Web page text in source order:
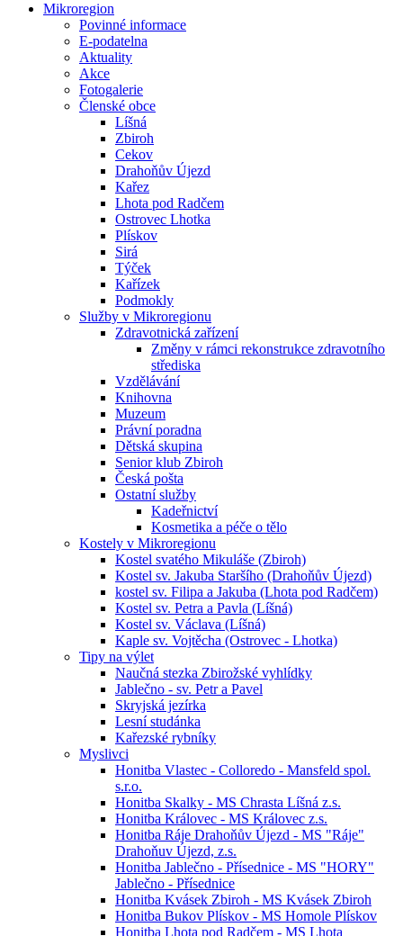
Mikroregion
Povinné informace
E-podatelna
Aktuality
Akce
Fotogalerie
Členské obce
Líšná
Zbiroh
Cekov
Drahoňův Újezd
Kařez
Lhota pod Radčem
Ostrovec Lhotka
Plískov
Sirá
Týček
Kařízek
Podmokly
Služby v Mikroregionu
Zdravotnická zařízení
Změny v rámci rekonstrukce zdravotního
střediska
Vzdělávání
Knihovna
Muzeum
Právní poradna
Dětská skupina
Senior klub Zbiroh
Česká pošta
Ostatní služby
Kadeřnictví
Kosmetika a péče o tělo
Kostely v Mikroregionu
Kostel svatého Mikuláše (Zbiroh)
Kostel sv. Jakuba Staršího (Drahoňův Újezd)
kostel sv. Filipa a Jakuba (Lhota pod Radčem)
Kostel sv. Petra a Pavla (Líšná)
Kostel sv. Václava (Líšná)
Kaple sv. Vojtěcha (Ostrovec - Lhotka)
Tipy na výlet
Naučná stezka Zbirožské vyhlídky
Jablečno - sv. Petr a Pavel
Skryjská jezírka
Lesní studánka
Kařezské rybníky
Myslivci
Honitba Vlastec - Colloredo - Mansfeld spol.
s.r.o.
Honitba Skalky - MS Chrasta Líšná z.s.
Honitba Královec - MS Královec z.s.
Honitba Ráje Drahoňův Újezd - MS "Ráje"
Drahoňuv Újezd, z.s.
Honitba Jablečno - Přísednice - MS "HORY"
Jablečno - Přísednice
Honitba Kvásek Zbiroh - MS Kvásek Zbiroh
Honitba Bukov Plískov - MS Homole Plískov
Honitba Lhota pod Radčem - MS Lhota